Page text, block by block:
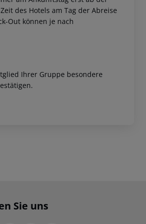
des Hotels am Tag der Abreise
Out können je nach
Ihrer Gruppe besondere
Sie uns